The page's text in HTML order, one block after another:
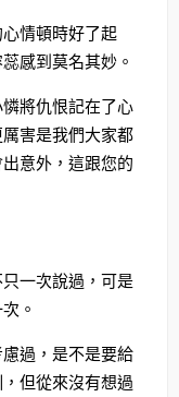
情頓時好了起
感到莫名其妙。
憐將仇恨記在了心
害是我們大家都
意外，這跟您的
一次說過，可是
。
過，是不是要給
但從來沒有想過